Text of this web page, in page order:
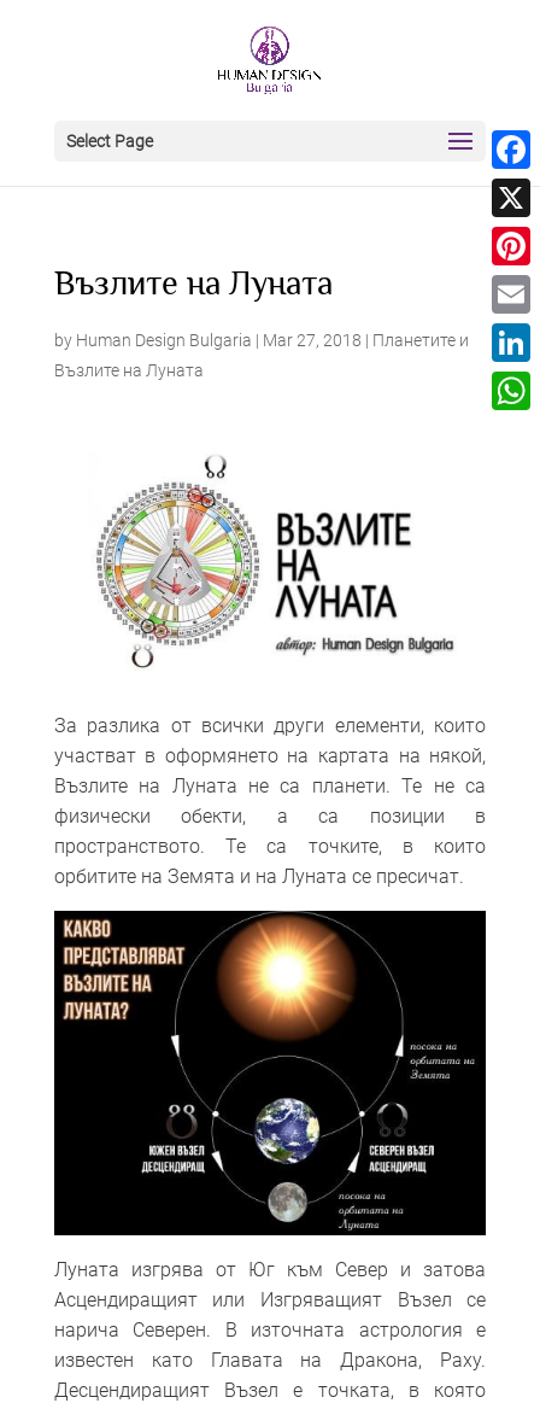
Select Page
Възлите на Луната
by Human Design Bulgaria | Mar 27, 2018 | Планетите и
Възлите на Луната
За разлика от всички други елементи, които
участват в оформянето на картата на някой,
Възлите на Луната не са планети. Те не са
физически обекти, а са позиции в
пространството. Те са точките, в които
орбитите на Земята и на Луната се пресичат.
Луната изгрява от Юг към Север и затова
Асцендиращият или Изгряващият Възел се
нарича Северен. В източната астрология е
известен като Главата на Дракона, Раху.
Десцендиращият Възел е точката, в която
X
Email